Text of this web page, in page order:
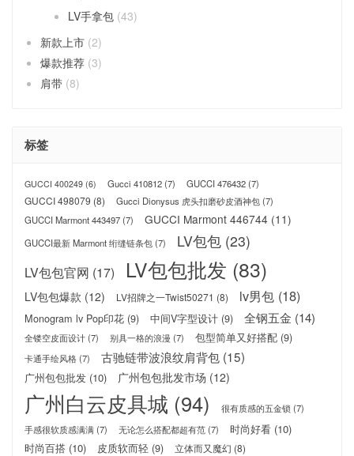
LV手拿包 (43)
新款上市 (2)
爆款推荐 (3)
肩带 (8)
标签
GUCCI 400249 (6) Gucci 410812(7) GUCCI 476432(7)
GUCCI 498079 (8) Gucci Dionysus 虎头扣磨砂皮酒神包(7)
GUCCI Marmont 443497(7) GUCCI Marmont 446744 (11)
GUCCI最新 Marmont 绗缝链条包(7) LV包包 (23)
LV包包官网 (17) LV包包批发 (83)
LV包包爆款 (12) LV招牌之一Twist50271 (8) lv男包 (18)
Monogram lv Pop印花 (9) 中间V字型设计 (9) 全钢五金 (14)
全镂空皮面设计(7) 别具一格的浪漫 (7) 包型简单又好搭配 (9)
卡通手绘风格(7) 古驰链带波浪纹肩背包 (15)
广州包包批发 (10) 广州包包批发市场 (12)
广州白云皮具城 (94) 很有质感的五金锁 (7)
手感很软质感满满(7) 无论怎么搭配都超有范(7) 时尚好看 (10)
时尚百搭 (10) 皮质软而轻 (9) 立体而又魔幻 (8)